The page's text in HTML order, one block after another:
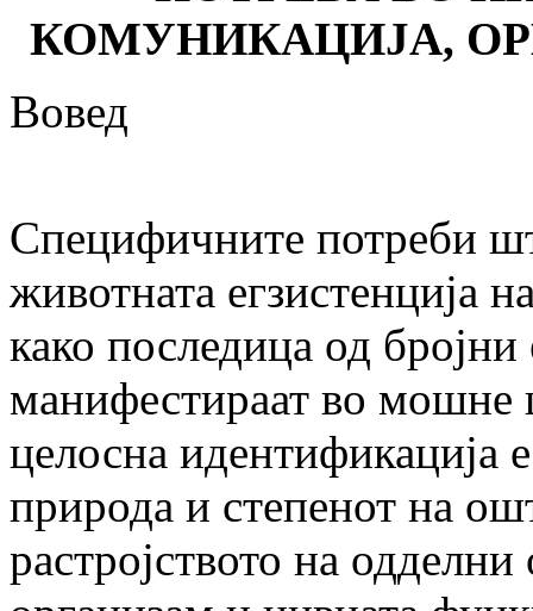
КОМУНИКАЦИЈА,
Вовед
Специфичните потреби
животната егзистенција
како последица од
манифестираат во мошне
целосна идентификација
природа и степенот на
растројството на